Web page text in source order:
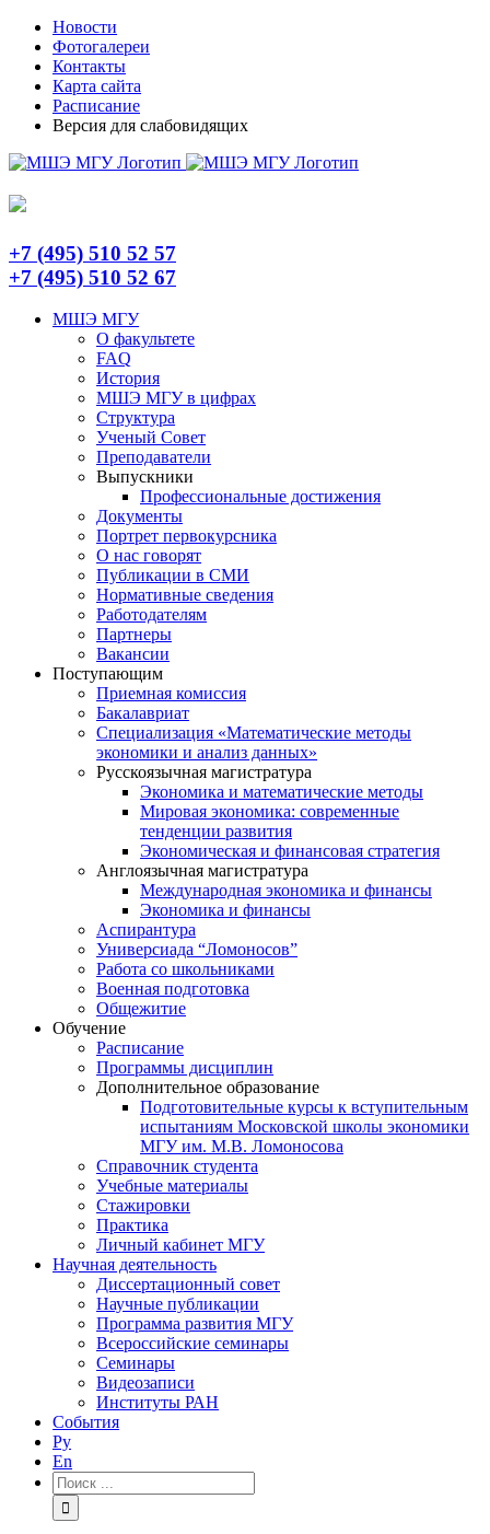
Skip
content
TelegramНовости
Фотогалереи
Контакты
Карта сайта
Расписание
Версия для слабовидящих
+7 (495) 510 52 57
+7 (495) 510 52 67
МШЭ МГУ
О факультете
FAQ
История
МШЭ МГУ в цифрах
Структура
Ученый Совет
Преподаватели
Выпускники
Профессиональные достижения
Документы
Портрет первокурсника
О нас говорят
Публикации в СМИ
Нормативные сведения
Работодателям
Партнеры
Вакансии
Поступающим
Приемная комиссия
Бакалавриат
Специализация «Математические методы
экономики и анализ данных»
Русскоязычная магистратура
Экономика и математические методы
Мировая экономика: современные
тенденции развития
Экономическая и финансовая стратегия
Англоязычная магистратура
Международная экономика и финансы
Экономика и финансы
Аспирантура
Универсиада “Ломоносов”
Работа со школьниками
Военная подготовка
Общежитие
Обучение
Расписание
Программы дисциплин
Дополнительное образование
Подготовительные курсы к вступительным
испытаниям Московской школы экономики
МГУ им. М.В. Ломоносова
Справочник студента
Учебные материалы
Стажировки
Практика
Личный кабинет МГУ
Научная деятельность
Диссертационный совет
Научные публикации
Программа развития МГУ
Всероссийские семинары
Семинары
Видеозаписи
Институты РАН
События
Ру
En
Результат
поиска: